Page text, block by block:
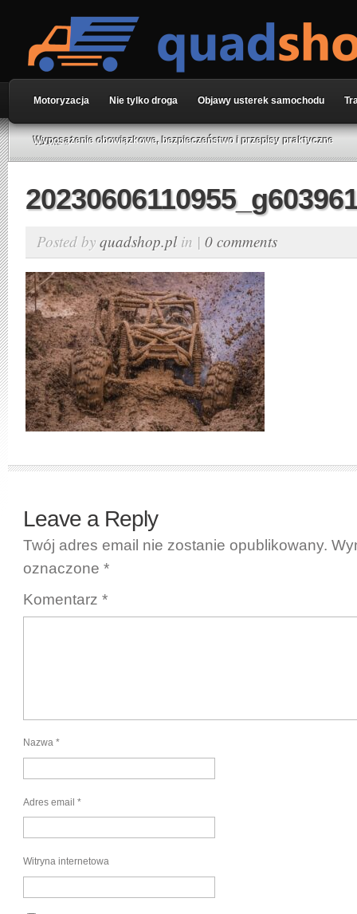
Motoryzacja Nie tylko droga Objawy usterek samochodu
Wyposażenie obowiązkowe, bezpieczeństwo i przepisy praktyczne
Home»
Posted by quadshop.plin | 0 comments
Leave a Reply
Twój adres email nie zostanie opublikowany.
oznaczone *
Komentarz *
Nazwa *
Adres email *
Witryna internetowa